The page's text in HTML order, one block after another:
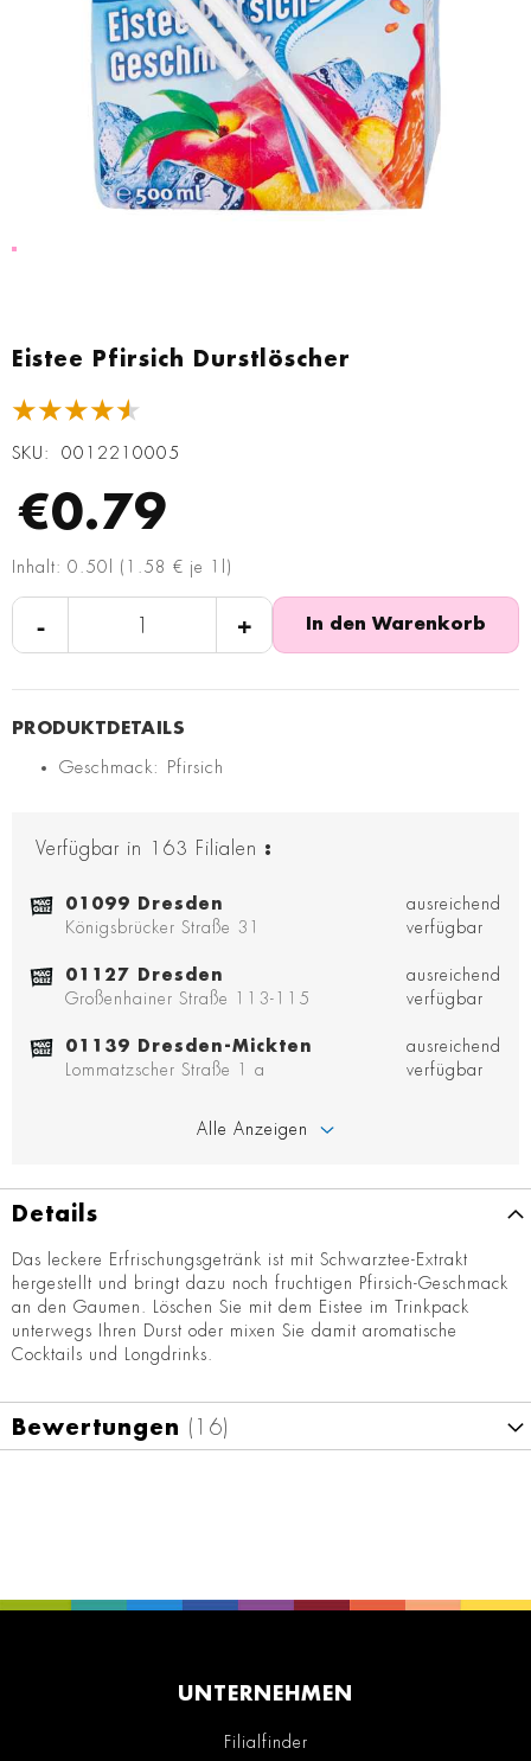
Eistee Pfirsich Durstlöscher
★★★★★
SKU 0012210005
€0.79
Inhalt: 0.50l (1.58 € je 1l)
- + In den Warenkorb
Geschmack: Pfirsich
Verfügbar in 163 Filialen :
01099 Dresden
Königsbrücker Straße 31
ausreichend
verfügbar
01127 Dresden
Großenhainer Straße 113-115
ausreichend
verfügbar
01139 Dresden-Mickten
Lommatzscher Straße 1 a
ausreichend
verfügbar
Alle Anzeigen
Anfang
Bildgalerie
Details
Das leckere Erfrischungsgetränk ist mit Schwarztee-Extrakt
hergestellt und bringt dazu noch fruchtigen Pfirsich-Geschmack
an den Gaumen. Löschen Sie mit dem Eistee im Trinkpack
unterwegs Ihren Durst oder mixen Sie damit aromatische
Cocktails und Longdrinks.
Bewertungen 16
UNTERNEHMEN
Filialfinder